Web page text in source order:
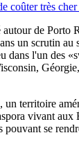
coûter très
autour de Porto
un scrutin au
dans l'un des
un territoire
vivant aux
se